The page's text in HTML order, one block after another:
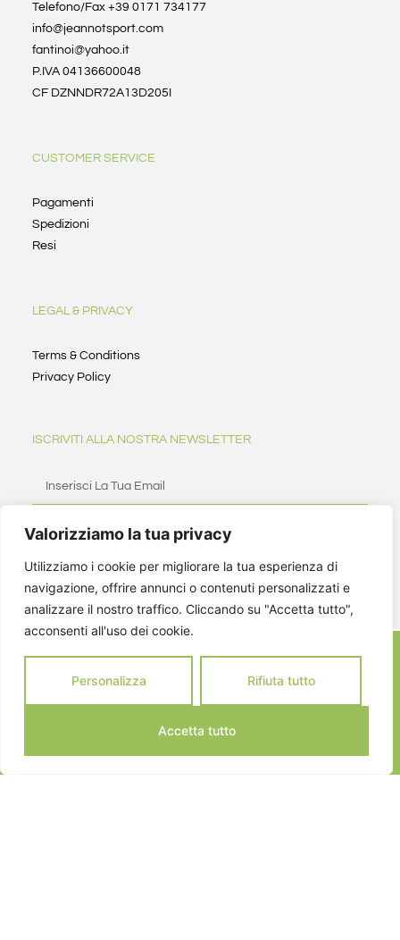
Valorizziamo la tua privacy
Utilizziamo i cookie per migliorare la tua esperienza di
navigazione, offrire annunci o contenuti personalizzati e
analizzare il nostro traffico. Cliccando su "Accetta tutto",
acconsenti all'uso dei cookie.
Personalizza Rifiuta tutto
Accetta tutto
Telefono/Fax +39 0171 734177
info@jeannotsport.com
fantinoi@yahoo.it
P.IVA 04136600048
CF DZNNDR72A13D205I
CUSTOMER SERVICE
Pagamenti
Spedizioni
Resi
LEGAL & PRIVACY
Terms & Conditions
Privacy Policy
ISCRIVITI ALLA NOSTRA NEWSLETTER